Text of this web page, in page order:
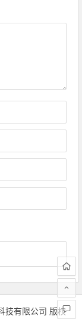
技有限公司 版权